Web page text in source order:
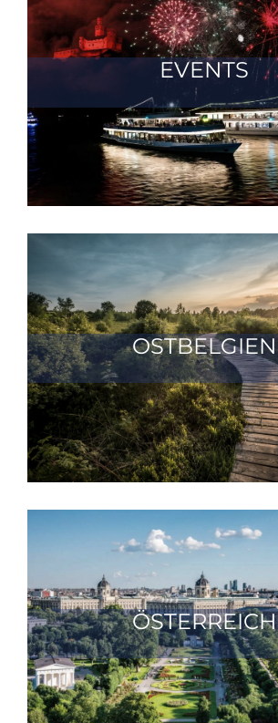
EVENTS
OSTBELGIEN
ÖSTERREICH